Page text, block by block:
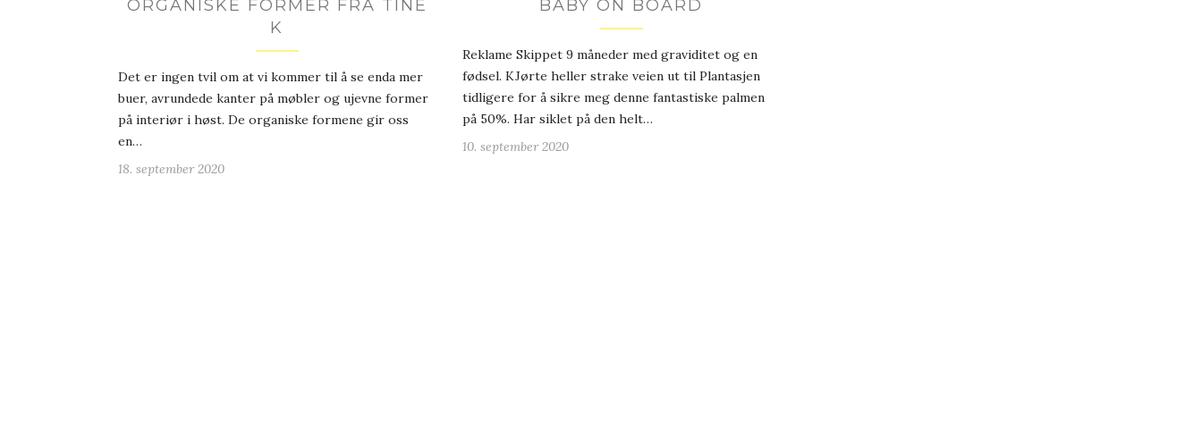
ORGANISKE FORMER FRA TINE
K
Det er ingen tvil om at vi kommer til å se enda mer
buer, avrundede kanter på møbler og ujevne former
på interiør i høst. De organiske formene gir oss
en…
18. september 2020
BABY ON BOARD
Reklame Skippet 9 måneder med graviditet og en
fødsel. KJørte heller strake veien ut til Plantasjen
tidligere for å sikre meg denne fantastiske palmen
på 50%. Har siklet på den helt…
10. september 2020